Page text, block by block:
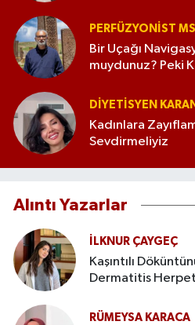
PERFÜZYONIST
Bir Uçağı
muydunuz? Peki
DIYETISYEN
Kadınlara
Sevdirmeliyiz
Alıntı Yazarlar
İLKNUR ÇAYGEÇ
Kaşıntılı
Dermatitis
RÜMEYSA KARACA